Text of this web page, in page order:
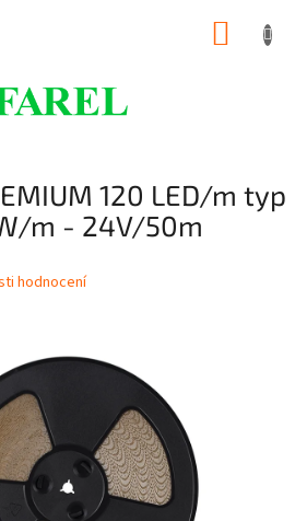
120 LED/m typ
m - 24V/50m
hodnocení